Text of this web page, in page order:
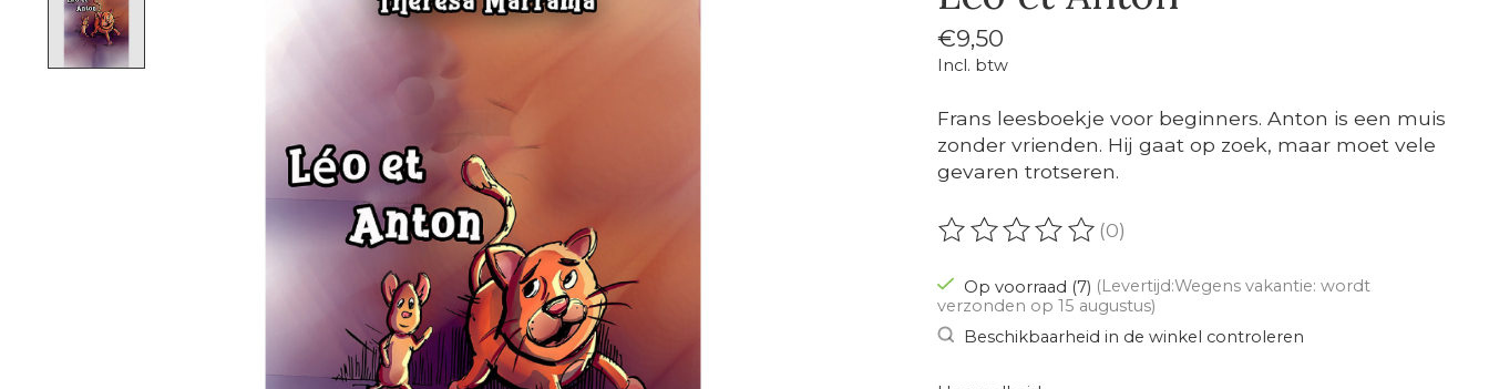
€9,50
Incl. btw
Frans leesboekje voor beginners. Anton is een muis
zonder vrienden. Hij gaat op zoek, maar moet vele
gevaren trotseren.
De beoordeling van dit product is
(0)
Op voorraad (7) (Levertijd:Wegens vakantie: wordt
verzonden op 15 augustus)
Beschikbaarheid in de winkel controleren